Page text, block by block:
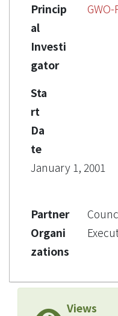
Princip
al
Investi
gator
GWO-
Sta
rt
Da
te
January 1, 2001
Partner
Organi
zations
Views